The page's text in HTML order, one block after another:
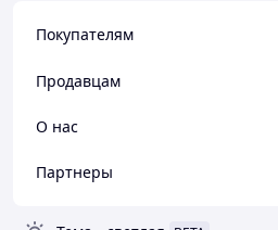
Покупателям
Продавцам
О нас
Партнеры